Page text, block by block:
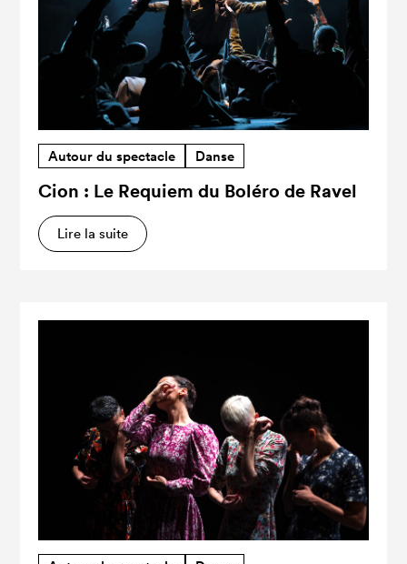
Autour du spectacle Danse
Cion : Le Requiem du Boléro de Ravel
Lire la suite